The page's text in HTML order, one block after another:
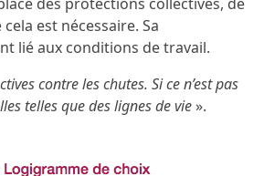
est nécessaire. Sa
lié aux conditions de travail.
contre les chutes. Si ce n’est pas
telles que des lignes de vie».